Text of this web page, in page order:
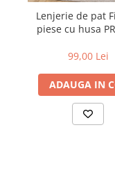
Lenjerie de pat
piese cu husa
99,00 Lei
ADAUGA IN